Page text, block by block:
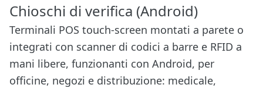
Chioschi di verifica (Android)
Terminali POS touch-screen montati a parete o
integrati con scanner di codici a barre e RFID a
mani libere, funzionanti con Android, per
officine, negozi e distribuzione: medicale,